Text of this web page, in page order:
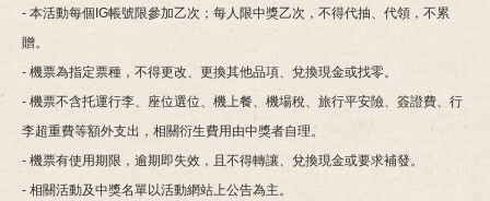
- 本活動每個IG帳號限參加乙次；每人限中獎乙次，不得代抽、代領，不累
贈。
- 機票為指定票種，不得更改、更換其他品項、兌換現金或找零。
- 機票不含托運行李、座位選位、機上餐、機場稅、旅行平安險、簽證費、行
李超重費等額外支出，相關衍生費用由中獎者自理。
- 機票有使用期限，逾期即失效，且不得轉讓、兌換現金或要求補發。
- 相關活動及中獎名單以活動網站上公告為主。